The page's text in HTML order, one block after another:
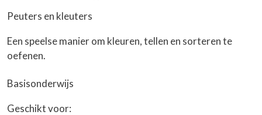
Peuters en kleuters
Een speelse manier om kleuren, tellen en sorteren te
oefenen.
Basisonderwijs
Geschikt voor: